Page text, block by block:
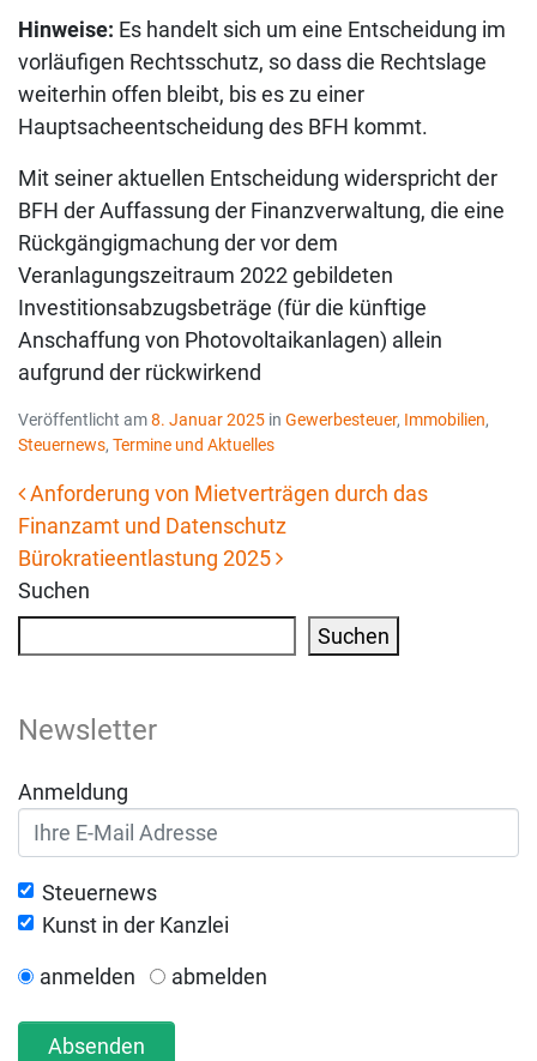
Hinweise: Es handelt sich um eine Entscheidung im
vorläufigen Rechtsschutz, so dass die Rechtslage
weiterhin offen bleibt, bis es zu einer
Hauptsacheentscheidung des BFH kommt.
Mit seiner aktuellen Entscheidung widerspricht der
BFH der Auffassung der Finanzverwaltung, die eine
Rückgängigmachung der vor dem
Veranlagungszeitraum 2022 gebildeten
Investitionsabzugsbeträge (für die künftige
Anschaffung von Photovoltaikanlagen) allein
aufgrund der rückwirkend
Veröffentlicht am8. Januar 2025 in Gewerbesteuer, Immobilien,
Steuernews, Termine und Aktuelles
Beitrags-Navigation
Anforderung von Mietverträgen durch das
Finanzamt und Datenschutz
Bürokratieentlastung 2025
Suchen
Suchen
Newsletter
Anmeldung
Steuernews
Kunst in der Kanzlei
anmelden abmelden
Absenden